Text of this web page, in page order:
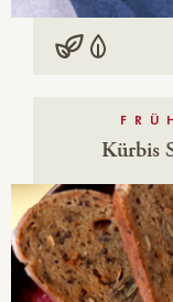
Vegan
Vegetarisch
Kürbis